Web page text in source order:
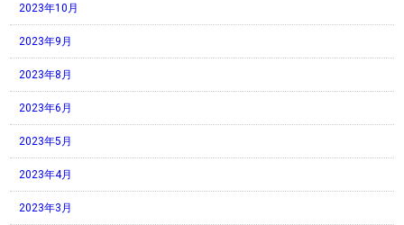
2023年10月
2023年9月
2023年8月
2023年6月
2023年5月
2023年4月
2023年3月